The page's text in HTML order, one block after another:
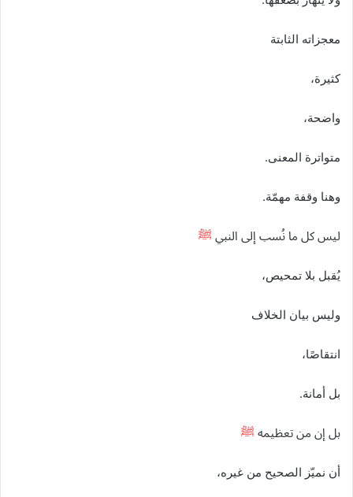
معجزاته الثابتة
كثيرة،
واضحة،
متواترة المعنى.
وهنا وقفة مهمّة.
ليس كل ما نُسب إلى النبي ﷺ
يُقبل بلا تمحيص،
وليس بيان الخلاف
انتقاصًا،
بل أمانة.
بل إن من تعظيمه ﷺ
أن نميّز الصحيح من غيره،